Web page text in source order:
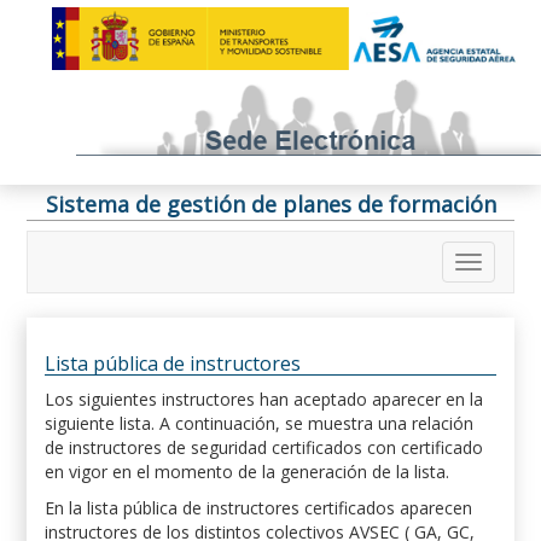
Sistema de gestión de planes de formación
Lista pública de instructores
Los siguientes instructores han aceptado aparecer en la
siguiente lista. A continuación, se muestra una relación
de instructores de seguridad certificados con certificado
en vigor en el momento de la generación de la lista.
En la lista pública de instructores certificados aparecen
instructores de los distintos colectivos AVSEC ( GA, GC,